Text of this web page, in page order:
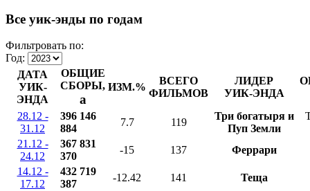
Все уик-энды по годам
Фильтровать по:
Год:
ДАТА
УИК-
ЭНДА
ОБЩИЕ
СБОРЫ,
a
ИЗМ.%
ВСЕГО
ФИЛЬМОВ
ЛИДЕР
УИК-ЭНДА
28.12 -
31.12
396 146
884
7.7 119
Три богатыря и
Пуп Земли
21.12 -
24.12
367 831
370
-15 137
Феррари
14.12 -
17.12
432 719
387
-12.42 141
Теща